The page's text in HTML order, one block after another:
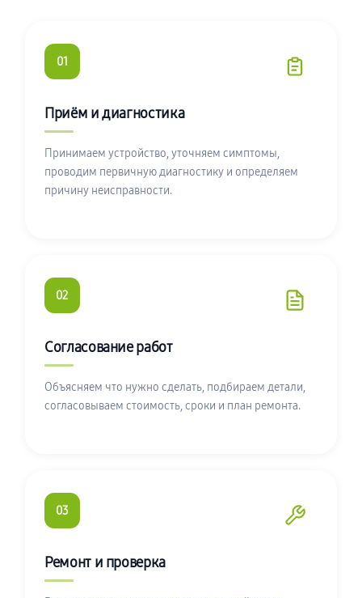
01
Приём и диагностика
Принимаем устройство, уточняем симптомы,
проводим первичную диагностику и определяем
причину неисправности.
02
Согласование работ
Объясняем что нужно сделать, подбираем детали,
согласовываем стоимость, сроки и план ремонта.
03
Ремонт и проверка